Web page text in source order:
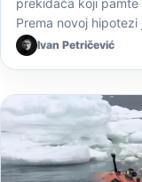
Prema novoj
Ivan Petričević